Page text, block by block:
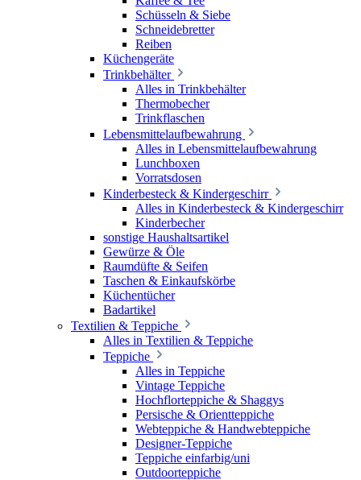
Schüsseln & Siebe
Schneidebretter
Reiben
Küchengeräte
Trinkbehälter
Alles in Trinkbehälter
Thermobecher
Trinkflaschen
Lebensmittelaufbewahrung
Alles in Lebensmittelaufbewahrung
Lunchboxen
Vorratsdosen
Kinderbesteck & Kindergeschirr
Alles in Kinderbesteck & Kindergeschirr
Kinderbecher
sonstige Haushaltsartikel
Gewürze & Öle
Raumdüfte & Seifen
Taschen & Einkaufskörbe
Küchentücher
Badartikel
Textilien & Teppiche
Alles in Textilien & Teppiche
Teppiche
Alles in Teppiche
Vintage Teppiche
Hochflorteppiche & Shaggys
Persische & Orientteppiche
Webteppiche & Handwebteppiche
Designer-Teppiche
Teppiche einfarbig/uni
Outdoorteppiche